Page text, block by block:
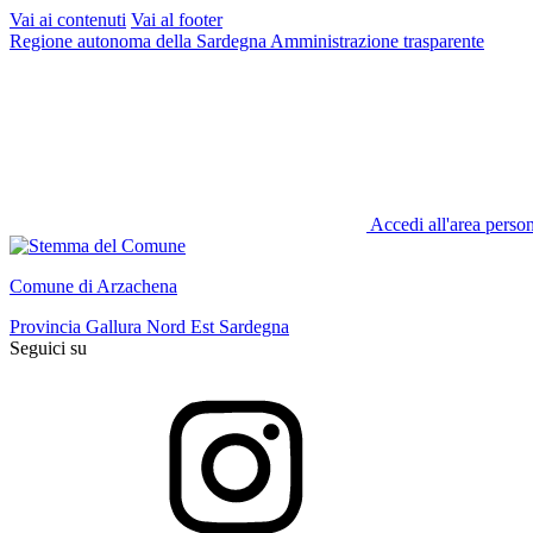
Vai ai contenuti Vai al footer
Regione autonoma della Sardegna Amministrazione trasparente
Accedi all'area
Comune di Arzachena
Provincia Gallura Nord Est Sardegna
Seguici su